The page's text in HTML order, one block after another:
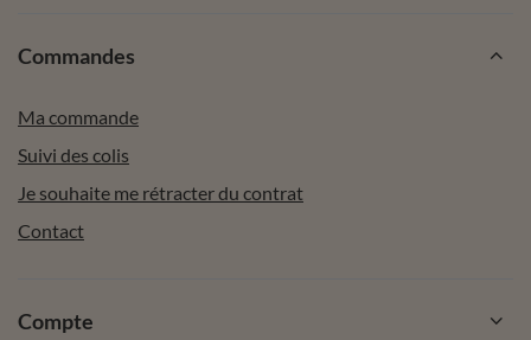
Commandes
Ma commande
Suivi des colis
Je souhaite me rétracter du contrat
Contact
Compte